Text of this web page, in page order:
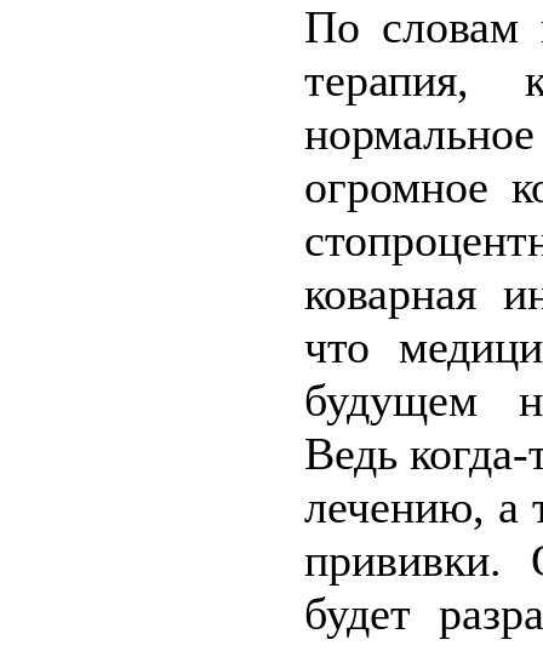
По словам
терапия,
огромное
коварная
что
будущем
Ведь
лечению, а
прививки.
будет